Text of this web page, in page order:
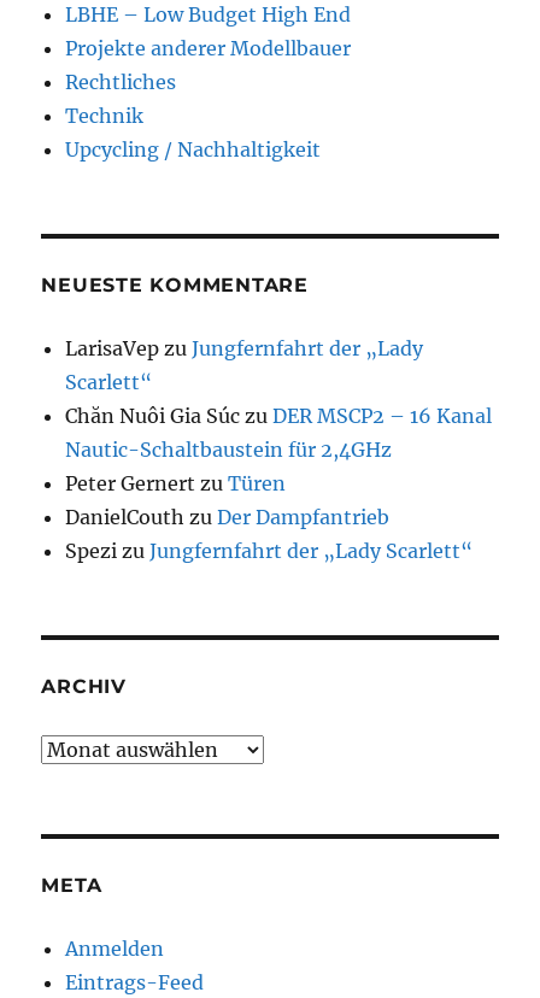
LBHE – Low Budget High End
Projekte anderer Modellbauer
Rechtliches
Technik
Upcycling / Nachhaltigkeit
NEUESTE KOMMENTARE
LarisaVep zuJungfernfahrt der „Lady
Scarlett“
Chăn Nuôi Gia Súc zuDER MSCP2 – 16 Kanal
Nautic-Schaltbaustein für 2,4GHz
Peter Gernert zuTüren
DanielCouth zuDer Dampfantrieb
Spezi zuJungfernfahrt der „Lady Scarlett“
ARCHIV
Archiv
META
Anmelden
Eintrags-Feed